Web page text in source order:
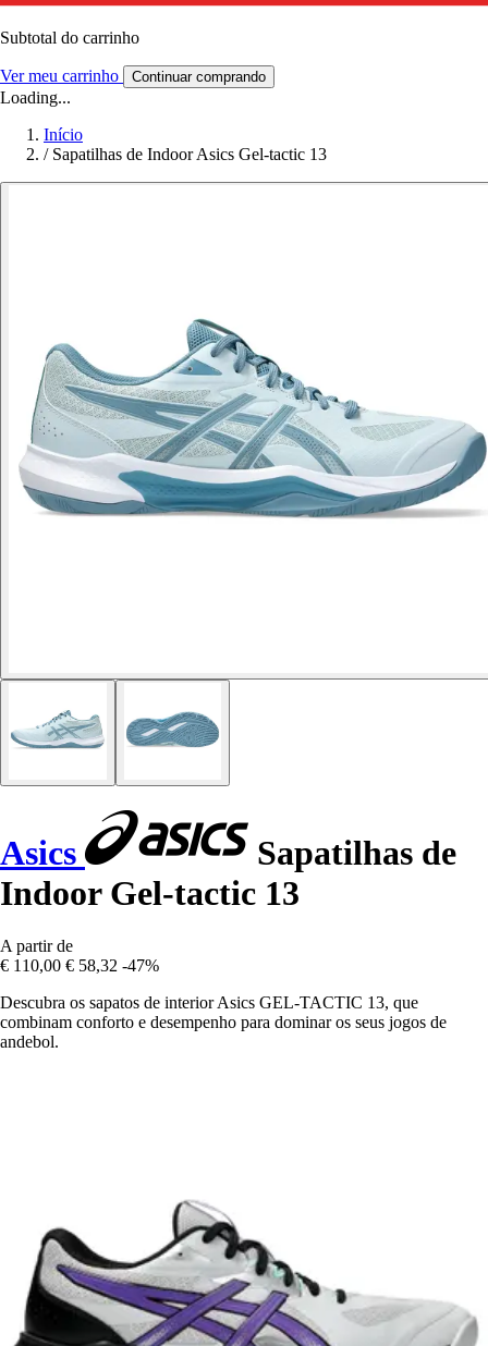
Subtotal do carrinho
Ver meu carrinho Continuar comprando
Loading...
Início
/ Sapatilhas de Indoor Asics Gel-tactic 13
Asics
Sapatilhas de
Indoor Gel-tactic 13
A partir de
€ 110,00 € 58,32 -47%
Descubra os sapatos de interior Asics GEL-TACTIC 13, que
combinam conforto e desempenho para dominar os seus jogos de
andebol.